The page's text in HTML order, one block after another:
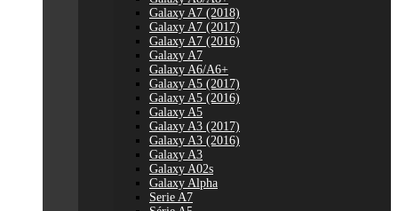
Galaxy A7 (2018)
Galaxy A7 (2017)
Galaxy A7 (2016)
Galaxy A7
Galaxy A6/A6+
Galaxy A5 (2017)
Galaxy A5 (2016)
Galaxy A5
Galaxy A3 (2017)
Galaxy A3 (2016)
Galaxy A3
Galaxy A02s
Galaxy Alpha
Serie A7